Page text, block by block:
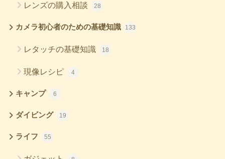
レンズの購入相談 28
カメラ初心者のための基礎知識 133
レタッチの基礎知識 18
現像レシピ 4
キャンプ 6
ダイビング 19
ライフ 55